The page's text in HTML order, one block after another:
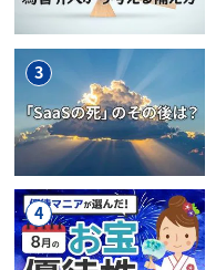
3
4